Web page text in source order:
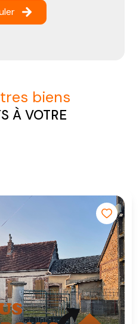
biens
À VOTRE